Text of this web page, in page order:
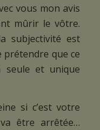
vous mon avis
mûrir le vôtre.
subjectivité est
prétendre que ce
et unique
si c’est votre
être arrêtée…